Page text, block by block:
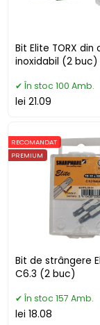
Bit Elite TORX din
inoxidabil (2 buc)
În stoc 100 Amb.
lei 21.09
Bit de strângere
C6.3 (2 buc)
RECOMANDAT
PREMIUM
În stoc 157 Amb.
lei 18.08